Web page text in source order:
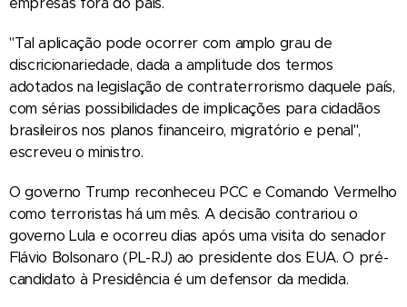
"Tal aplicação pode ocorrer com amplo grau de
discricionariedade, dada a amplitude dos termos
adotados na legislação de contraterrorismo daquele país,
com sérias possibilidades de implicações para cidadãos
brasileiros nos planos financeiro, migratório e penal",
escreveu o ministro.
O governo Trump reconheceu PCC e Comando Vermelho
como terroristas há um mês. A decisão contrariou o
governo Lula e ocorreu dias após uma visita do senador
Flávio Bolsonaro (PL-RJ) ao presidente dos EUA. O pré-
candidato à Presidência é um defensor da medida.